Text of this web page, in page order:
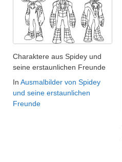
Charaktere aus Spidey und
seine erstaunlichen Freunde
In Ausmalbilder von Spidey
und seine erstaunlichen
Freunde